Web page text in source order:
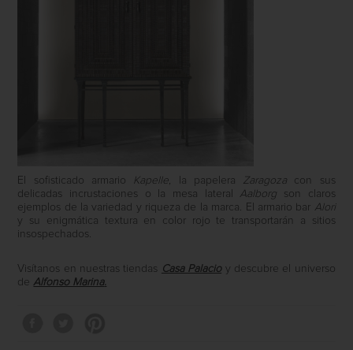
El sofisticado armario Kapelle, la papelera Zaragoza con sus
delicadas incrustaciones o la mesa
lateral Aalborg son claros
ejemplos de la variedad y riqueza de la marca. El armario bar Alori
y su enigmática textura en color rojo te transportarán a sitios
insospechados.
Visítanos en nuestras tiendas Casa Palacioy descubre el universo
deAlfonso Marina.